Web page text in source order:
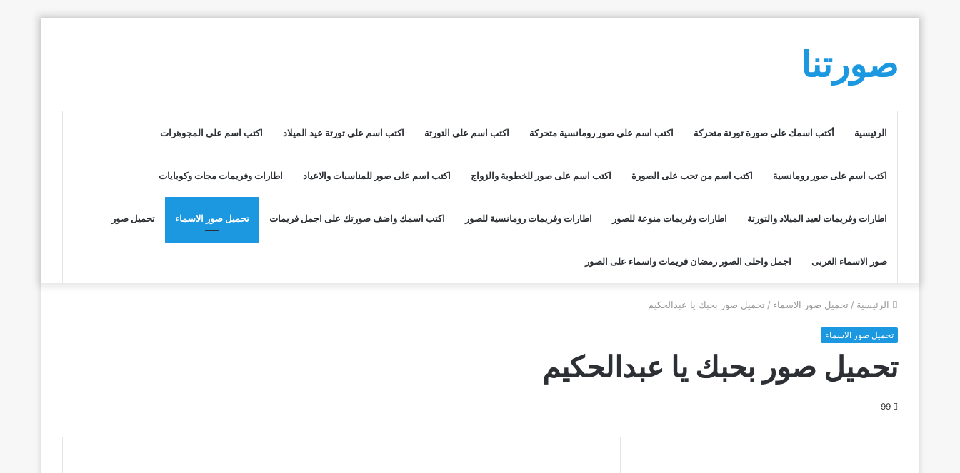
صورتنا
الرئيسية أكتب اسمك على صورة تورتة متحركة اكتب اسم على صور رومانسية متحركة اكتب اسم على التورتة اكتب اسم على تورتة عيد الميلاد اكتب اسم على المجوهرات
اكتب اسم على صور رومانسية اكتب اسم من تحب على الصورة اكتب اسم على صور للخطوبة والزواج اكتب اسم على صور للمناسبات والاعياد اطارات وفريمات مجات وكوبايات
اطارات وفريمات لعيد الميلاد والتورتة اطارات وفريمات منوعة للصور اطارات وفريمات رومانسية للصور اكتب اسمك واضف صورتك على اجمل فريمات تحميل صور الاسماء تحميل صور
صور الاسماء العربى اجمل واحلى الصور رمضان فريمات واسماء على الصور
الرئيسية / تحميل صور الاسماء / تحميل صور بحبك يا عبدالحكيم
تحميل صور الاسماء
تحميل صور بحبك يا عبدالحكيم
99